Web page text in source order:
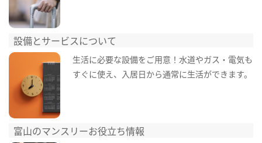
設備とサービスについて
生活に必要な設備をご用意！水道やガス・電気も
すぐに使え、入居日から通常に生活ができます。
富山のマンスリーお役立ち情報